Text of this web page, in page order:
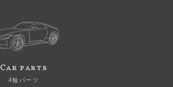
Car parts
4輪パーツ